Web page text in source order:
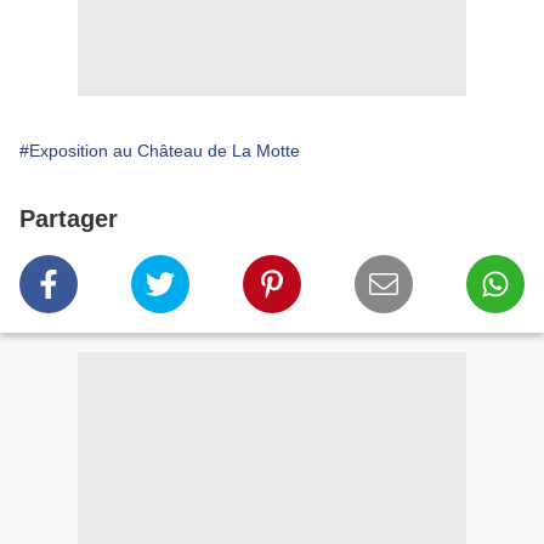
#Exposition au Château de La Motte
Partager